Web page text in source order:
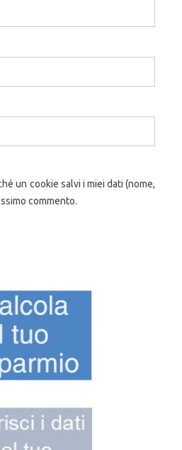
un cookie salvi i miei dati (nome,
commento.